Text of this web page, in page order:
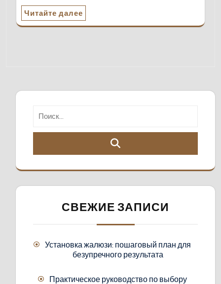
Читайте далее
СВЕЖИЕ ЗАПИСИ
Установка жалюзи: пошаговый план для
безупречного результата
Практическое руководство по выбору